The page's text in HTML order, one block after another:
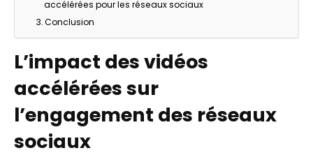
accélérées pour les réseaux sociaux
Conclusion
L’impact des vidéos
accélérées sur
l’engagement des réseaux
sociaux